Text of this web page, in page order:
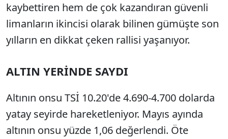
kaybettiren hem de çok kazandıran güvenli
limanların ikincisi olarak bilinen gümüşte son
yılların en dikkat çeken rallisi yaşanıyor.
ALTIN YERİNDE SAYDI
Altının onsu TSİ 10.20'de 4.690-4.700 dolarda
yatay seyirde hareketleniyor. Mayıs ayında
altının onsu yüzde 1,06 değerlendi. Öte